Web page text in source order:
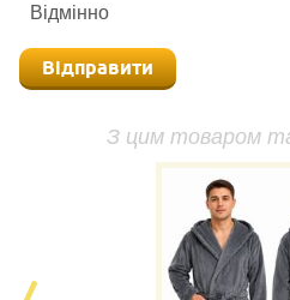
Відмінно
Відправити
З цим товаром